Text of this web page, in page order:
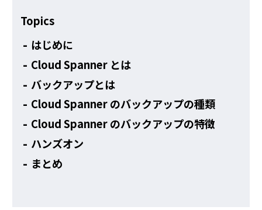
Topics
はじめに
Cloud Spanner とは
バックアップとは
Cloud Spanner のバックアップの種類
Cloud Spanner のバックアップの特徴
ハンズオン
まとめ